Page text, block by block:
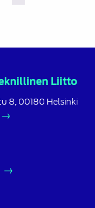
Liitto
8, 00180 Helsinki